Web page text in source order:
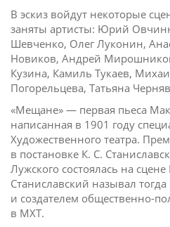
В эскиз войдут некоторые
заняты артисты: Юрий
Шевченко, Олег Луконин,
Новиков, Андрей
Кузина, Камиль Тукаев,
Погорельцева, Татьяна
«Мещане» — первая пьеса
написанная в 1901 году
Художественного театра.
в постановке К. С.
Лужского состоялась на
Станиславский называл
и создателем общественно-
в МХТ.